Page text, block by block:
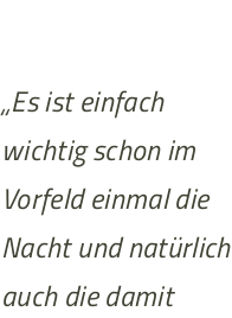
„Es ist einfach
wichtig schon im
Vorfeld einmal die
Nacht und natürlich
auch die damit